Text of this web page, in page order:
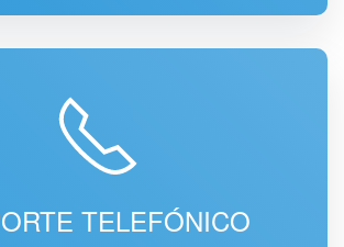
TELEFÓNICO